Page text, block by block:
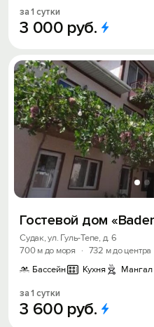
за 1 сутки
3 000 руб.
Гостевой дом
Судак, ул. Гуль-Тепе, д. 6
700 м до моря
· 732 м до центра
Бассейн
Кухня Мангал
за 1 сутки
3 600 руб.
Хочешь дешевле?
промокод на
Войти или
Войти